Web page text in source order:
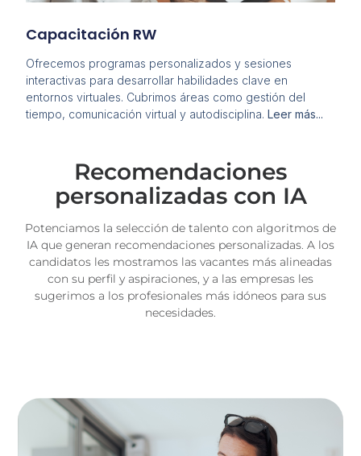
Capacitación RW
Ofrecemos programas personalizados y sesiones
interactivas para desarrollar habilidades clave en
entornos virtuales. Cubrimos áreas como gestión del
tiempo, comunicación virtual y autodisciplina. Leer más...
Recomendaciones
personalizadas con IA
Potenciamos la selección de talento con algoritmos de
IA que generan recomendaciones personalizadas. A los
candidatos les mostramos las vacantes más alineadas
con su perfil y aspiraciones, y a las empresas les
sugerimos a los profesionales más idóneos para sus
necesidades.